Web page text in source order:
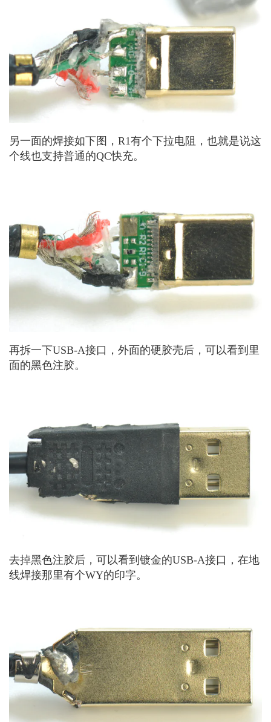
另一面的焊接如下图，R1有个下拉电阻，也就是说这
个线也支持普通的QC快充。
再拆一下USB-A接口，外面的硬胶壳后，可以看到里
面的黑色注胶。
去掉黑色注胶后，可以看到镀金的USB-A接口，在地
线焊接那里有个WY的印字。